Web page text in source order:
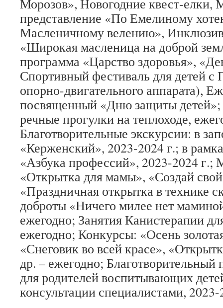
Морозов», Новогодние квест-елки,
представление «По Емелиному
Масленичному велению»,
«Широкая масленица на доброй
программа «Царство здоровья»,
Спортивный фестиваль для детей
опорно-двигательного аппарата),
посвященный «Дню защиты детей»;
речные прогулки на теплоходе,
Благотворительные экскурсии: в
«Керженский», 2023-2024 г.; в
«Азбука профессий», 2023-2024 г.;
«Открытка для мамы», «Создай
«Праздничная открытка в технике
доброты «Ничего милее нет
ежегодно; Занятия Канистерапии
ежегодно; Конкурсы: «Осень
«Снеговик во всей красе»,
др. – ежегодно; Благотворительный
для родителей воспитывающих
консультации специалистами, 2023-